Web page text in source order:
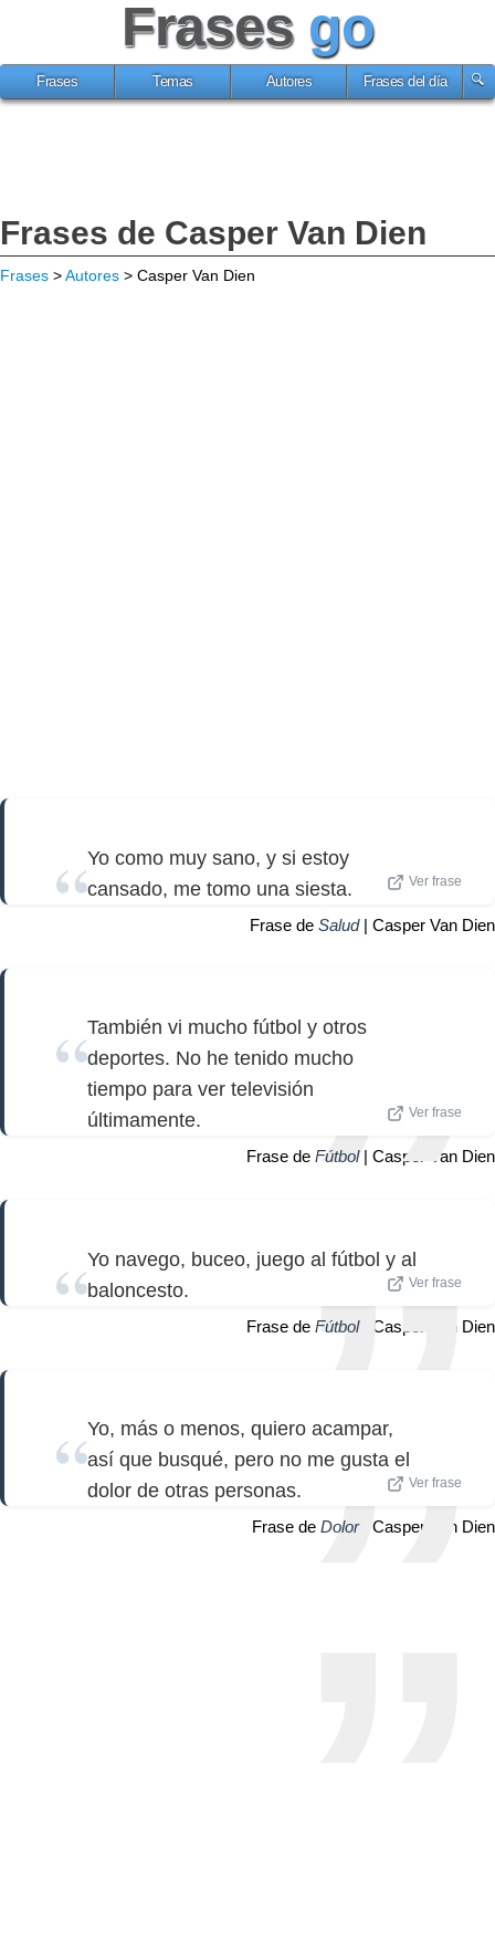
Frases go
Frases Temas Autores Frases del día
Frases de Casper Van Dien
Frases >Autores > Casper Van Dien
Yo como muy sano, y si estoy
cansado, me tomo una siesta.
Ver frase
Frase de Salud| Casper Van Dien
También vi mucho fútbol y otros
deportes. No he tenido mucho
tiempo para ver televisión
últimamente.
Ver frase
Frase de Fútbol| Casper Van Dien
Yo navego, buceo, juego al fútbol y al
baloncesto.
Ver frase
Frase de Fútbol| Casper Van Dien
Yo, más o menos, quiero acampar,
así que busqué, pero no me gusta el
dolor de otras personas.
Ver frase
Frase de Dolor| Casper Van Dien